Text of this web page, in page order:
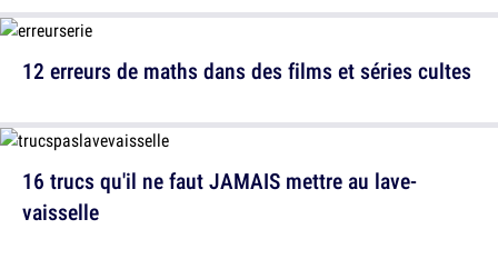
16 trucs qu'il ne faut JAMAIS mettre au lave-
vaisselle
12 erreurs de maths dans des films et séries cultes